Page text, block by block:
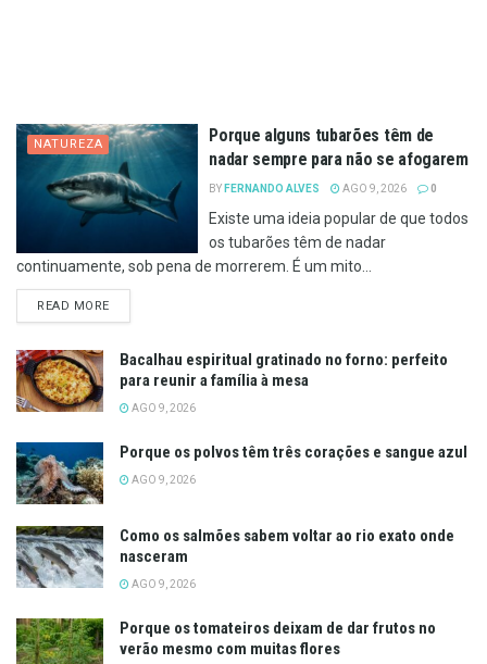
NATUREZA
Porque alguns tubarões têm de
nadar sempre para não se afogarem
BY FERNANDO ALVES AGO 9, 2026 0
Existe uma ideia popular de que todos
os tubarões têm de nadar
continuamente, sob pena de morrerem. É um mito...
READ MOREDETAILS
Bacalhau espiritual gratinado no forno: perfeito
para reunir a família à mesa
AGO 9, 2026
Porque os polvos têm três corações e sangue azul
AGO 9, 2026
Como os salmões sabem voltar ao rio exato onde
nasceram
AGO 9, 2026
Porque os tomateiros deixam de dar frutos no
verão mesmo com muitas flores